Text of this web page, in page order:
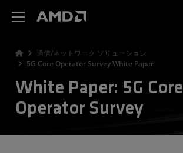
通信/ネットワーク ソリューション
5G Core Operator Survey White Paper
White Paper: 5G Core
Operator Survey